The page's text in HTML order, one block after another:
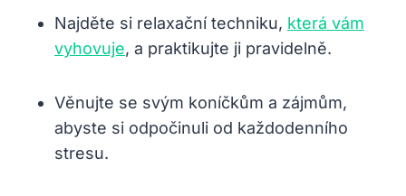
Najděte si relaxační techniku, která vám
vyhovuje, a praktikujte ji pravidelně.
Věnujte se svým koníčkům a zájmům,
abyste si odpočinuli od každodenního
stresu.